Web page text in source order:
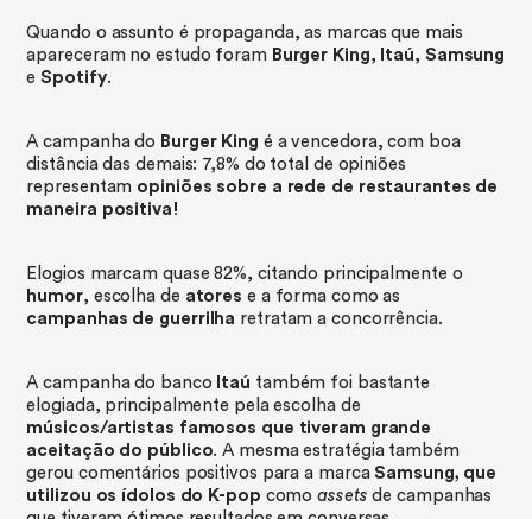
Quando o assunto é propaganda, as marcas que mais
apareceram no estudo foram Burger King, Itaú, Samsung
eSpotify.
A campanha do Burger King é a vencedora, com boa
distância das demais: 7,8% do total de opiniões
representam opiniões sobre a rede de restaurantes de
maneira positiva!
Elogios marcam quase 82%, citando principalmente o
humor, escolha de atores e a forma como as
campanhas de guerrilha retratam a concorrência.
A campanha do banco Itaú também foi bastante
elogiada, principalmente pela escolha de
músicos/artistas famosos que tiveram grande
aceitação do público. A mesma estratégia também
gerou comentários positivos para a marcaSamsung, que
utilizou os ídolos do K-pop comoassetsde campanhas